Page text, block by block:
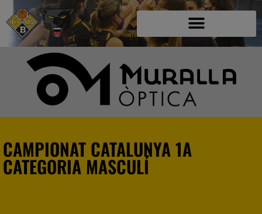
CAMPIONAT CATALUNYA 1A
CATEGORIA MASCULÍ